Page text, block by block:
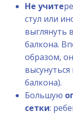
Не учите
стул или
выглянуть
балкона.
образом,
балкона).
Большую
сетки: